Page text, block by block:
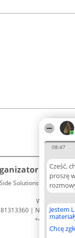
08:47
Cześć,
proszę
Jestem
Chcę
Solutions sp. z o. o.
ul. Ruska
Wrocław 50-
| NIP
+48 508 492